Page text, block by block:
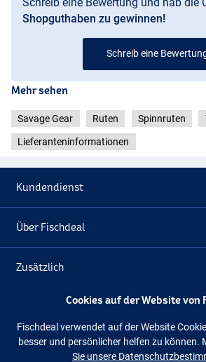
Shopguthaben zu gewinnen!
Schreib eine
Mehr sehen
Savage Gear Ruten Spinnruten
Lieferanteninformationen
Kundendienst
Über Fischdeal
Zusätzlich
Lagerräumung
Facebook
Cookies auf der Website von
Fischdeal verwendet auf der Website
besser und persönlicher helfen zu können.
Sie unsere